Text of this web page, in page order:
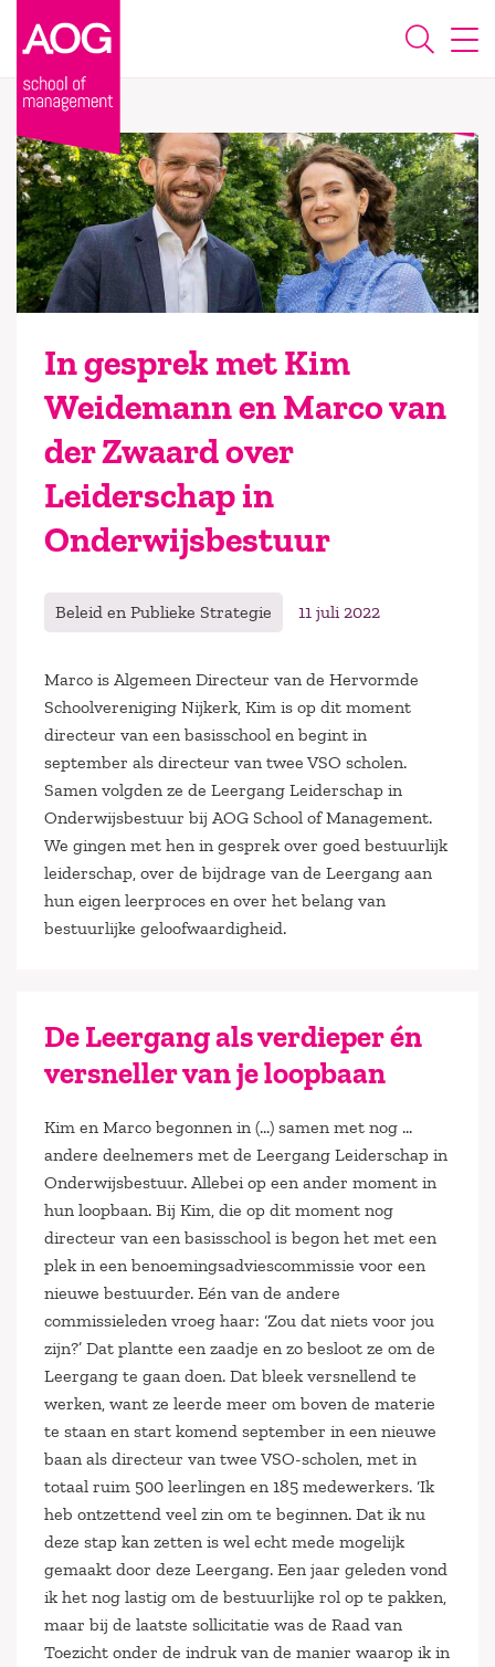
In gesprek met Kim
Weidemann en Marco van
der Zwaard over
Leiderschap in
Onderwijsbestuur
Beleid en Publieke Strategie 11 juli 2022
Marco is Algemeen Directeur van de Hervormde
Schoolvereniging Nijkerk, Kim is op dit moment
directeur van een basisschool en begint in
september als directeur van twee VSO scholen.
Samen volgden ze de Leergang Leiderschap in
Onderwijsbestuur bij AOG School of Management.
We gingen met hen in gesprek over goed bestuurlijk
leiderschap, over de bijdrage van de Leergang aan
hun eigen leerproces en over het belang van
bestuurlijke geloofwaardigheid.
De Leergang als verdieper én
versneller van je loopbaan
Kim en Marco begonnen in (…) samen met nog …
andere deelnemers met de Leergang Leiderschap in
Onderwijsbestuur. Allebei op een ander moment in
hun loopbaan. Bij Kim, die op dit moment nog
directeur van een basisschool is begon het met een
plek in een benoemingsadviescommissie voor een
nieuwe bestuurder. Eén van de andere
commissieleden vroeg haar: ‘Zou dat niets voor jou
zijn?’ Dat plantte een zaadje en zo besloot ze om de
Leergang te gaan doen. Dat bleek versnellend te
werken, want ze leerde meer om boven de materie
te staan en start komend september in een nieuwe
baan als directeur van twee VSO-scholen, met in
totaal ruim 500 leerlingen en 185 medewerkers. ‘Ik
heb ontzettend veel zin om te beginnen. Dat ik nu
deze stap kan zetten is wel echt mede mogelijk
gemaakt door deze Leergang. Een jaar geleden vond
ik het nog lastig om de bestuurlijke rol op te pakken,
maar bij de laatste sollicitatie was de Raad van
Toezicht onder de indruk van de manier waarop ik in